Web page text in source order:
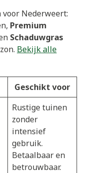
Nederweert:
Premium
Schaduwgras
Bekijk alle
Geschikt voor
Rustige tuinen
zonder
intensief
gebruik.
Betaalbaar en
betrouwbaar.